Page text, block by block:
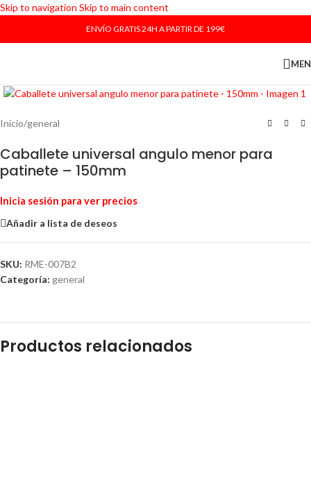
Skip to navigation Skip to main content
ENVÍO GRATIS 24H A PARTIR DE 199€
Inicio/general
Caballete universal angulo menor para
patinete – 150mm
Inicia sesión para ver precios
Añadir a lista de deseos
SKU: RME-007B2
Categoría: general
Productos relacionados